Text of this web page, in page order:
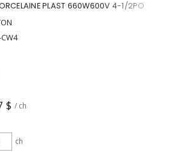
PLAST 660W600V 4-1/2PO
$ / ch
ch